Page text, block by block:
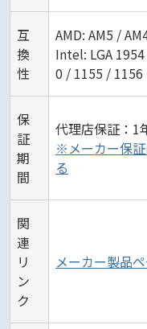
互
換
性
AMD: AM5 /
Intel: LGA
0 / 1155 / 1156
保
証
期
間
代理店保証：1
※メーカー保
る
関
連
リ
ン
ク
メーカー製品